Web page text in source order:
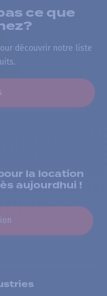
ce que
découvrir notre liste
la location
aujourdhui !